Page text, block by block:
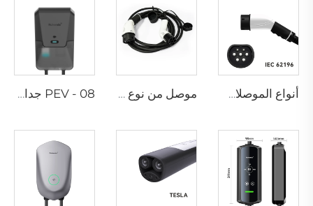
أنواع الموصلات - EN موصل من نوع 2 إلى نوع 2 PEV - 08 جدار شحن سيارات كهربائية